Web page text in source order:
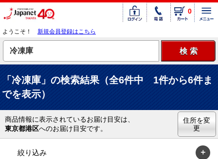
0
ようこそ！ 新規会員登録はこちら
「冷凍庫」の検索結果（全6件中 1件から6件ま
でを表示）
商品情報に表示されているお届け目安は、
東京都港区へのお届け目安です。
住所を変
更
絞り込み